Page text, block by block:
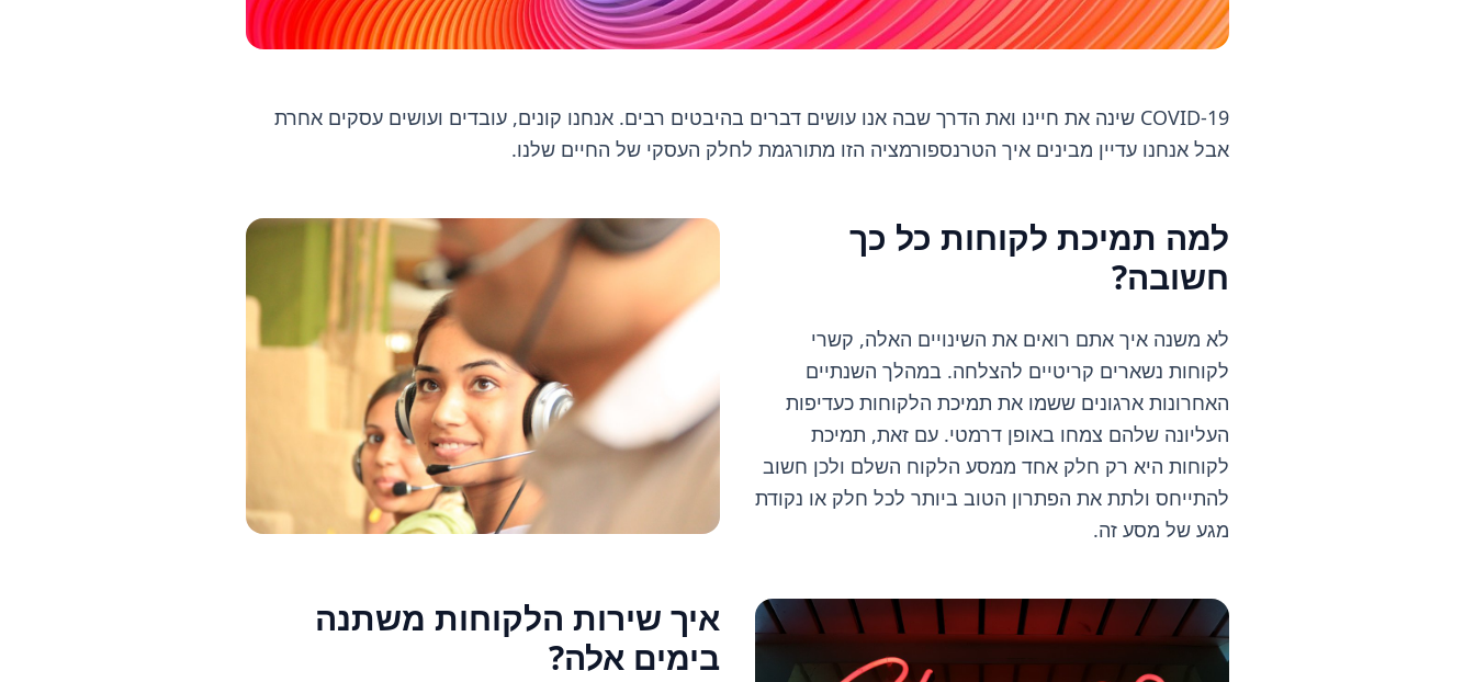
COVID-19 שינה את חיינו ואת הדרך שבה אנו עושים דברים בהיבטים רבים. אנחנו קונים, עובדים ועושים עסקים אחרת
אבל אנחנו עדיין מבינים איך הטרנספורמציה הזו מתורגמת לחלק העסקי של החיים שלנו.
למה תמיכת לקוחות כל כך
חשובה?
לא משנה איך אתם רואים את השינויים האלה, קשרי
לקוחות נשארים קריטיים להצלחה. במהלך השנתיים
האחרונות ארגונים ששמו את תמיכת הלקוחות כעדיפות
העליונה שלהם צמחו באופן דרמטי. עם זאת, תמיכת
לקוחות היא רק חלק אחד ממסע הלקוח השלם ולכן חשוב
להתייחס ולתת את הפתרון הטוב ביותר לכל חלק או נקודת
מגע של מסע זה.
איך שירות הלקוחות משתנה
בימים אלה?